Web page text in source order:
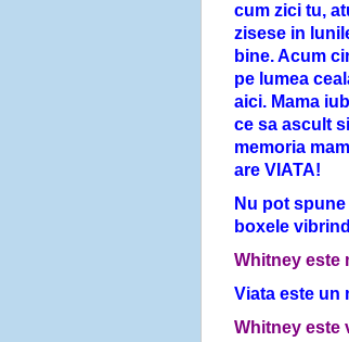
cum zici tu,
zisese in
bine. Acum
pe lumea
aici. Mama
ce sa ascult
memoria
are VIATA!
Nu pot
boxele
Whitney este
Viata este un
Whitney este